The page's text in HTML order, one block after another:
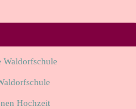
Waldorfschule
Hochzeit